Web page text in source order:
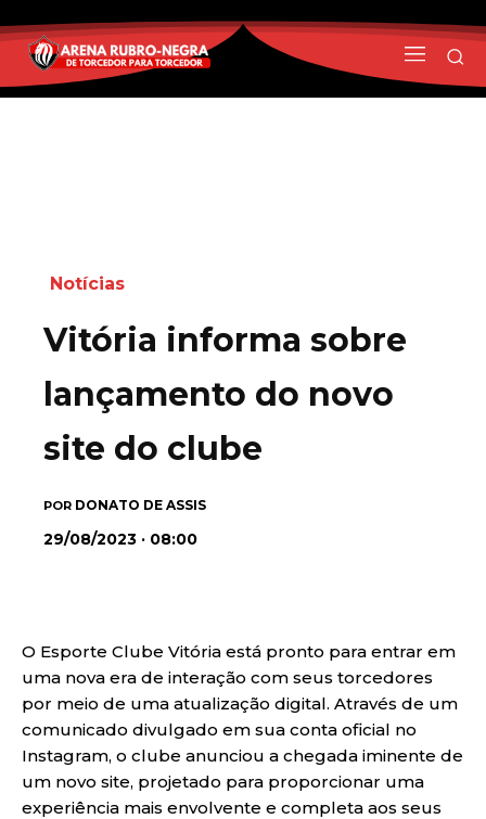
Notícias
Vitória informa sobre
lançamento do novo
site do clube
POR DONATO DE ASSIS
29/08/2023 · 08:00
O Esporte Clube Vitória está pronto para entrar em
uma nova era de interação com seus torcedores
por meio de uma atualização digital. Através de um
comunicado divulgado em sua conta oficial no
Instagram, o clube anunciou a chegada iminente de
um novo site, projetado para proporcionar uma
experiência mais envolvente e completa aos seus